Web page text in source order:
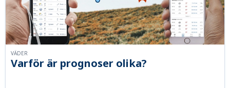
Varför är prognoser olika?
VÄDER